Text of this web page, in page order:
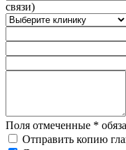
связи)
Поля отмеченные *
Отправить копию